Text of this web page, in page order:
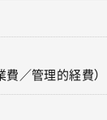
費／管理的経費）